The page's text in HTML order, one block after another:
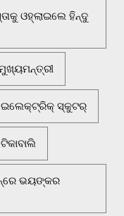
ଓହ୍ଲାଇଲେ ହିନ୍ଦୁ
ଇଲେକ୍ଟ୍ରିକ୍ ସ୍କୁଟର୍
ଭୟଙ୍କର